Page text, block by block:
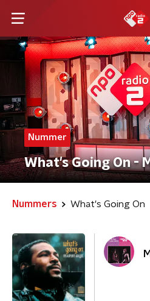
Nummer
What's Going On -
Nummers What's Going On